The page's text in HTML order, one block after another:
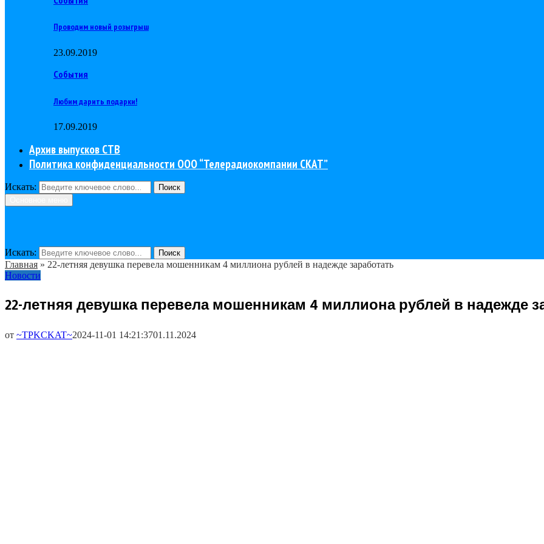
Проводим новый розыгрыш
23.09.2019
События
Любим дарить подарки!
17.09.2019
Архив выпусков СТВ
Политика конфиденциальности ООО “Телерадиокомпании СКАТ”
Искать:
Поиск
Искать: Поиск
Главная » 22-летняя девушка перевела мошенникам 4 миллиона рублей в надежде заработать
Новости
22-летняя девушка перевела мошенникам 4 миллиона рублей в надежде
от ~TPKCKAT~2024-11-01 14:21:3701.11.2024